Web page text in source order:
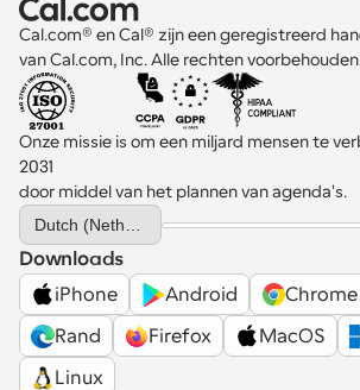
Cal.com® en Cal® zijn een geregistreerd
van Cal.com, Inc. Alle rechten voorbehouden.
Onze missie is om een miljard mensen te
2031
door middel van het plannen van agenda's.
Select Language
Downloads
iPhone
Android Chrome
Rand
Firefox MacOS
Linux